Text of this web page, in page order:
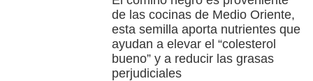
de las cocinas de Medio Oriente,
esta semilla aporta nutrientes que
ayudan a elevar el “colesterol
bueno” y a reducir las grasas
perjudiciales